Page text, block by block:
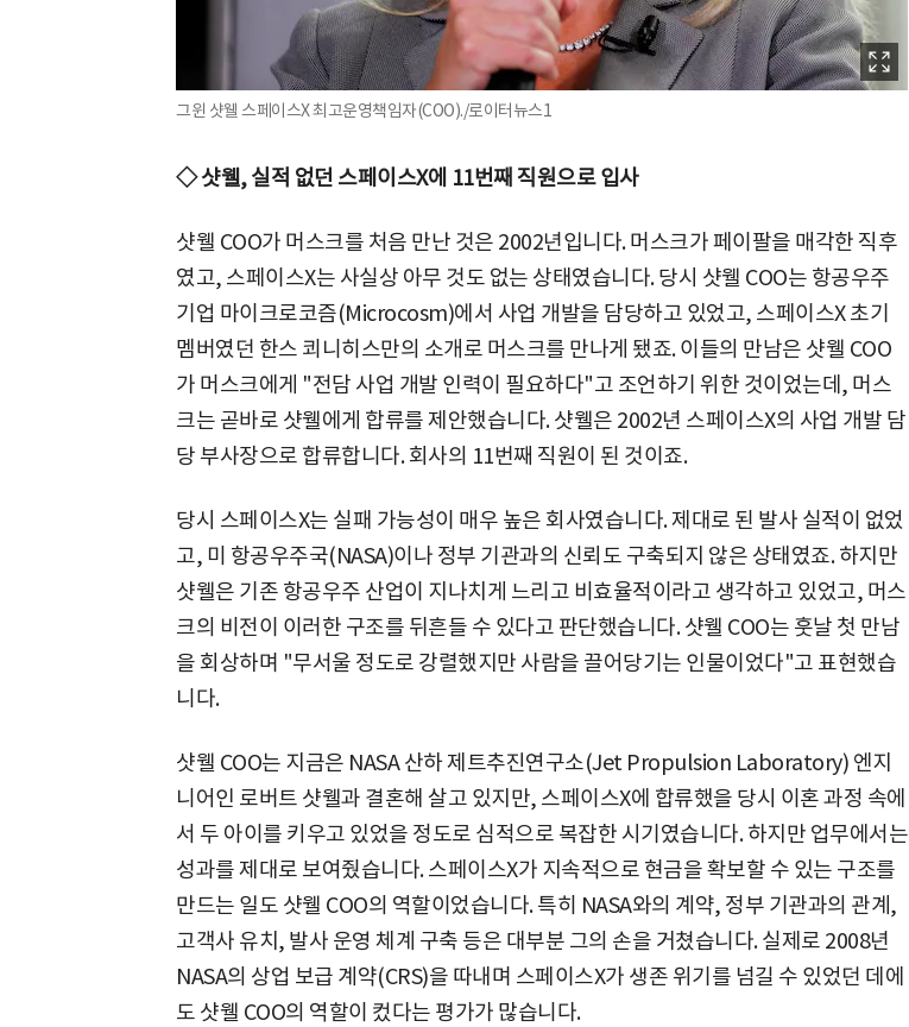
그윈 샷웰 스페이스X 최고운영책임자(COO)./로이터뉴스1
◇ 샷웰, 실적 없던 스페이스X에 11번째 직원으로 입사
샷웰 COO가 머스크를 처음 만난 것은 2002년입니다. 머스크가 페이팔을 매각한 직후
였고, 스페이스X는 사실상 아무 것도 없는 상태였습니다. 당시 샷웰 COO는 항공우주
기업 마이크로코즘(Microcosm)에서 사업 개발을 담당하고 있었고, 스페이스X 초기
멤버였던 한스 쾨니히스만의 소개로 머스크를 만나게 됐죠. 이들의 만남은 샷웰 COO
가 머스크에게 "전담 사업 개발 인력이 필요하다"고 조언하기 위한 것이었는데, 머스
크는 곧바로 샷웰에게 합류를 제안했습니다. 샷웰은 2002년 스페이스X의 사업 개발 담
당 부사장으로 합류합니다. 회사의 11번째 직원이 된 것이죠.
당시 스페이스X는 실패 가능성이 매우 높은 회사였습니다. 제대로 된 발사 실적이 없었
고, 미 항공우주국(NASA)이나 정부 기관과의 신뢰도 구축되지 않은 상태였죠. 하지만
샷웰은 기존 항공우주 산업이 지나치게 느리고 비효율적이라고 생각하고 있었고, 머스
크의 비전이 이러한 구조를 뒤흔들 수 있다고 판단했습니다. 샷웰 COO는 훗날 첫 만남
을 회상하며 "무서울 정도로 강렬했지만 사람을 끌어당기는 인물이었다"고 표현했습
니다.
샷웰 COO는 지금은 NASA 산하 제트추진연구소(Jet Propulsion Laboratory) 엔지
니어인 로버트 샷웰과 결혼해 살고 있지만, 스페이스X에 합류했을 당시 이혼 과정 속에
서 두 아이를 키우고 있었을 정도로 심적으로 복잡한 시기였습니다. 하지만 업무에서는
성과를 제대로 보여줬습니다. 스페이스X가 지속적으로 현금을 확보할 수 있는 구조를
만드는 일도 샷웰 COO의 역할이었습니다. 특히 NASA와의 계약, 정부 기관과의 관계,
고객사 유치, 발사 운영 체계 구축 등은 대부분 그의 손을 거쳤습니다. 실제로 2008년
NASA의 상업 보급 계약(CRS)을 따내며 스페이스X가 생존 위기를 넘길 수 있었던 데에
도 샷웰 COO의 역할이 컸다는 평가가 많습니다.